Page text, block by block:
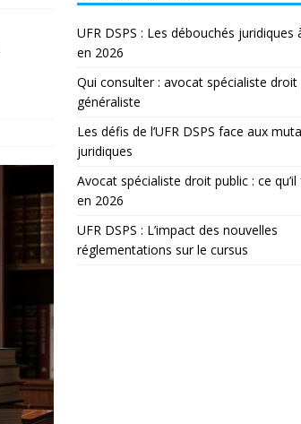
UFR DSPS : Les débouchés juridiques
en 2026
Qui consulter : avocat spécialiste droit
généraliste
Les défis de l’UFR DSPS face aux
juridiques
Avocat spécialiste droit public : ce
en 2026
UFR DSPS : L’impact des nouvelles
réglementations sur le cursus